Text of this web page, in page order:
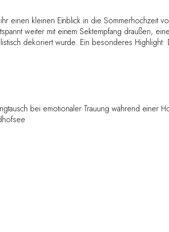
einen kleinen Einblick in die Sommerhochzeit
weiter mit einem Sektempfang draußen,
dekoriert wurde. Ein besonderes